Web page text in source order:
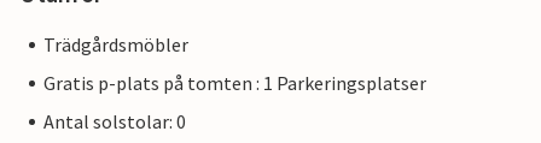
Trädgårdsmöbler
Gratis p-plats på tomten : 1 Parkeringsplatser
Antal solstolar: 0